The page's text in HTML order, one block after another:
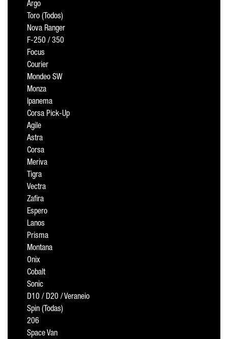
Argo
Toro (Todos)
Nova Ranger
F-250 / 350
Focus
Courier
Mondeo SW
Monza
Ipanema
Corsa Pick-Up
Agile
Astra
Corsa
Meriva
Tigra
Vectra
Zafira
Espero
Lanos
Prisma
Montana
Onix
Cobalt
Sonic
D10 / D20 / Veraneio
Spin (Todas)
206
Space Van